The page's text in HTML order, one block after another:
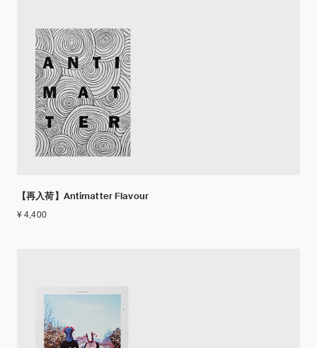
【再入荷】Antimatter Flavour
¥ 4,400